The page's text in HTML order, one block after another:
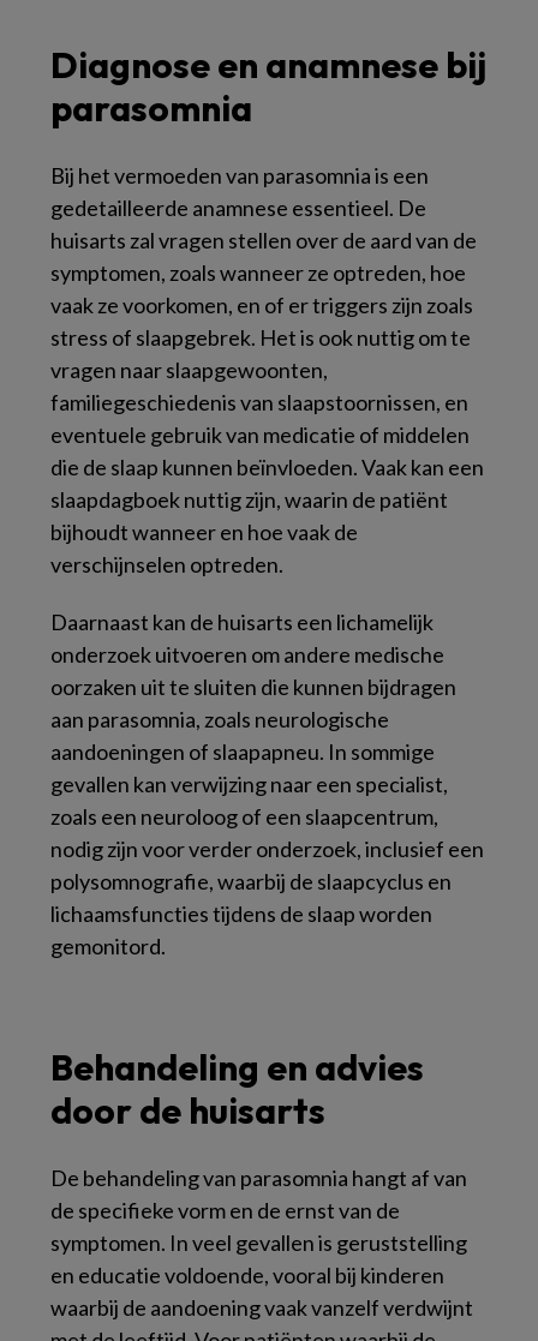
Diagnose en anamnese bij
parasomnia
Bij het vermoeden van parasomnia is een
gedetailleerde anamnese essentieel. De
huisarts zal vragen stellen over de aard van de
symptomen, zoals wanneer ze optreden, hoe
vaak ze voorkomen, en of er triggers zijn zoals
stress of slaapgebrek. Het is ook nuttig om te
vragen naar slaapgewoonten,
familiegeschiedenis van slaapstoornissen, en
eventuele gebruik van medicatie of middelen
die de slaap kunnen beïnvloeden. Vaak kan een
slaapdagboek nuttig zijn, waarin de patiënt
bijhoudt wanneer en hoe vaak de
verschijnselen optreden.
Daarnaast kan de huisarts een lichamelijk
onderzoek uitvoeren om andere medische
oorzaken uit te sluiten die kunnen bijdragen
aan parasomnia, zoals neurologische
aandoeningen of slaapapneu. In sommige
gevallen kan verwijzing naar een specialist,
zoals een neuroloog of een slaapcentrum,
nodig zijn voor verder onderzoek, inclusief een
polysomnografie, waarbij de slaapcyclus en
lichaamsfuncties tijdens de slaap worden
gemonitord.
Behandeling en advies
door de huisarts
De behandeling van parasomnia hangt af van
de specifieke vorm en de ernst van de
symptomen. In veel gevallen is geruststelling
en educatie voldoende, vooral bij kinderen
waarbij de aandoening vaak vanzelf verdwijnt